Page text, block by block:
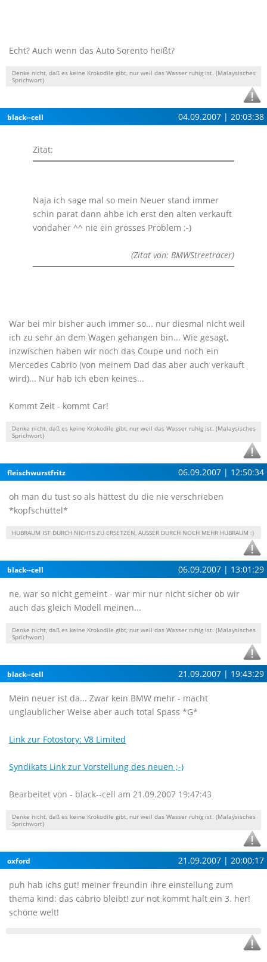
Echt? Auch wenn das Auto Sorento heißt?
Denke nicht, daß es keine Krokodile gibt, nur weil das Wasser ruhig ist. (Malaysisches
Sprichwort)
black--cell 04.09.2007 | 20:03:38
Zitat:
Naja ich sage mal so mein Neuer stand immer
schin parat dann ahbe ich erst den alten verkauft
vondaher ^^ nie ein grosses Problem ;-)
(Zitat von: BMWStreetracer)
War bei mir bisher auch immer so... nur diesmal nicht weil
ich zu sehr an dem Wagen gehangen bin... Wie gesagt,
inzwischen haben wir noch das Coupe und noch ein
Mercedes Cabrio (von meinem Dad das aber auch verkauft
wird)... Nur hab ich eben keines...
Kommt Zeit - kommt Car!
Denke nicht, daß es keine Krokodile gibt, nur weil das Wasser ruhig ist. (Malaysisches
Sprichwort)
fleischwurstfritz 06.09.2007 | 12:50:34
oh man du tust so als hättest du die nie verschrieben
*kopfschüttel*
HUBRAUM IST DURCH NICHTS ZU ERSETZEN, AUSSER DURCH NOCH MEHR HUBRAUM :)
black--cell 06.09.2007 | 13:01:29
ne, war so nicht gemeint - war mir nur nicht sicher ob wir
auch das gleich Modell meinen...
Denke nicht, daß es keine Krokodile gibt, nur weil das Wasser ruhig ist. (Malaysisches
Sprichwort)
black--cell 21.09.2007 | 19:43:29
Mein neuer ist da... Zwar kein BMW mehr - macht
unglaublicher Weise aber auch total Spass *G*
Link zur Fotostory: V8 Limited
Syndikats Link zur Vorstellung des neuen ;-)
Bearbeitet von - black--cell am 21.09.2007 19:47:43
Denke nicht, daß es keine Krokodile gibt, nur weil das Wasser ruhig ist. (Malaysisches
Sprichwort)
oxford 21.09.2007 | 20:00:17
puh hab ichs gut! meiner freundin ihre einstellung zum
thema kind: das cabrio bleibt! zur not kommt halt ein 3. her!
schöne welt!